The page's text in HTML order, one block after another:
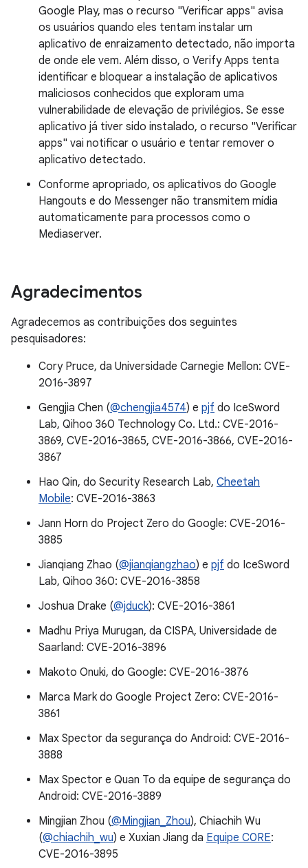
Google Play, mas o recurso "Verificar apps" avisa
os usuários quando eles tentam instalar um
aplicativo de enraizamento detectado, não importa
de onde ele vem. Além disso, o Verify Apps tenta
identificar e bloquear a instalação de aplicativos
maliciosos conhecidos que exploram uma
vulnerabilidade de elevação de privilégios. Se esse
aplicativo já tiver sido instalado, o recurso "Verificar
apps" vai notificar o usuário e tentar remover o
aplicativo detectado.
Conforme apropriado, os aplicativos do Google
Hangouts e do Messenger não transmitem mídia
automaticamente para processos como o
Mediaserver.
Agradecimentos
Agradecemos as contribuições dos seguintes
pesquisadores:
Cory Pruce, da Universidade Carnegie Mellon: CVE-
2016-3897
Gengjia Chen (@chengjia4574) e pjf do IceSword
Lab, Qihoo 360 Technology Co. Ltd.: CVE-2016-
3869, CVE-2016-3865, CVE-2016-3866, CVE-2016-
3867
Hao Qin, do Security Research Lab, Cheetah
Mobile: CVE-2016-3863
Jann Horn do Project Zero do Google: CVE-2016-
3885
Jianqiang Zhao (@jianqiangzhao) e pjf do IceSword
Lab, Qihoo 360: CVE-2016-3858
Joshua Drake (@jduck): CVE-2016-3861
Madhu Priya Murugan, da CISPA, Universidade de
Saarland: CVE-2016-3896
Makoto Onuki, do Google: CVE-2016-3876
Marca Mark do Google Project Zero: CVE-2016-
3861
Max Spector da segurança do Android: CVE-2016-
3888
Max Spector e Quan To da equipe de segurança do
Android: CVE-2016-3889
Mingjian Zhou (@Mingjian_Zhou), Chiachih Wu
(@chiachih_wu) e Xuxian Jiang da Equipe C0RE:
CVE-2016-3895